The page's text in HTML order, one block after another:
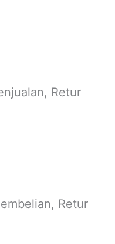
Retur
Retur